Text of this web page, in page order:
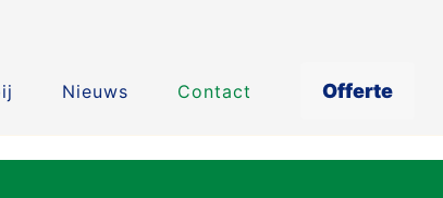
Nieuws Contact Offerte